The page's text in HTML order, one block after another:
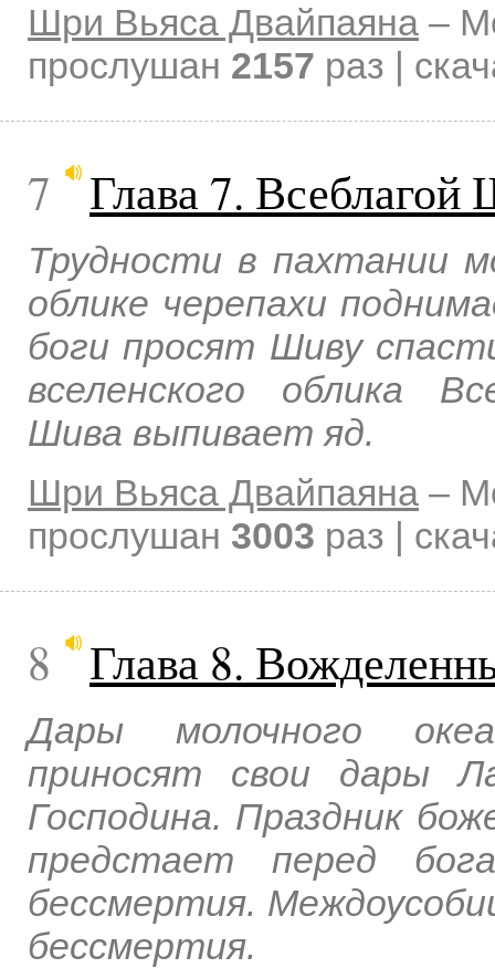
Шри Вьяса Двайпаяна –
прослушан 2157 раз |
7 Глава 7. Всеблагой
Трудности в пахтании
облике черепахи
боги просят Шиву
вселенского облика
Шива выпивает яд.
Шри Вьяса Двайпаяна –
прослушан 3003 раз |
8 Глава 8.
Дары молочного
приносят свои дары
Господина. Праздник
предстает перед
бессмертия.
бессмертия.